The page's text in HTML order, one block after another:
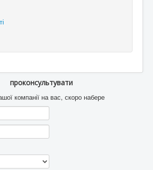
проконсультувати
компанії на вас, скоро набере